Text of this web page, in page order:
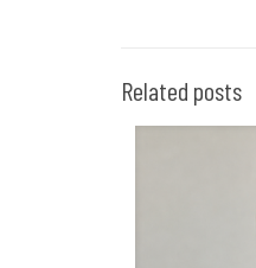
Related posts